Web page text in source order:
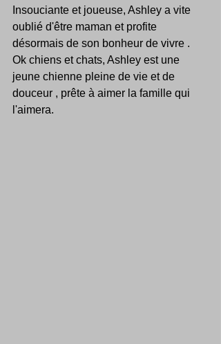
Insouciante et joueuse, Ashley a vite
oublié d'être maman et profite
désormais de son bonheur de vivre .
Ok chiens et chats, Ashley est une
jeune chienne pleine de vie et de
douceur , prête à aimer la famille qui
l'aimera.